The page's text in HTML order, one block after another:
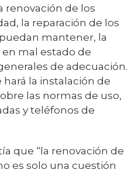
renovación de los
la reparación de los
mantener, la
mal estado de
de adecuación.
la instalación de
las normas de uso,
y teléfonos de
que “la renovación de
es solo una cuestión